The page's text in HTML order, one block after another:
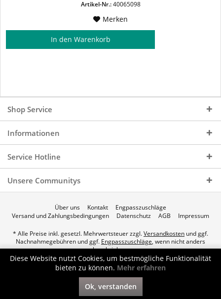
Artikel-Nr.:40065098
Merken
In den Warenkorb
Shop Service
Informationen
Service Hotline
Unsere Communitys
Über uns Kontakt
Engpasszuschläge
Versand und Zahlungsbedingungen
Datenschutz AGB Impressum
* Alle Preise inkl. gesetzl. Mehrwertsteuer zzgl.Versandkosten und ggf.
Nachnahmegebühren und ggf. Engpasszuschläge, wenn nicht anders
beschrieben.
© 2026 p.a.c. Gasservice GmbH - All Rights Reserved. Theme by
ThemeWare®
Diese Website nutzt Cookies, um bestmögliche Funktionalität
bieten zu können. Mehr erfahren
Ok, verstanden